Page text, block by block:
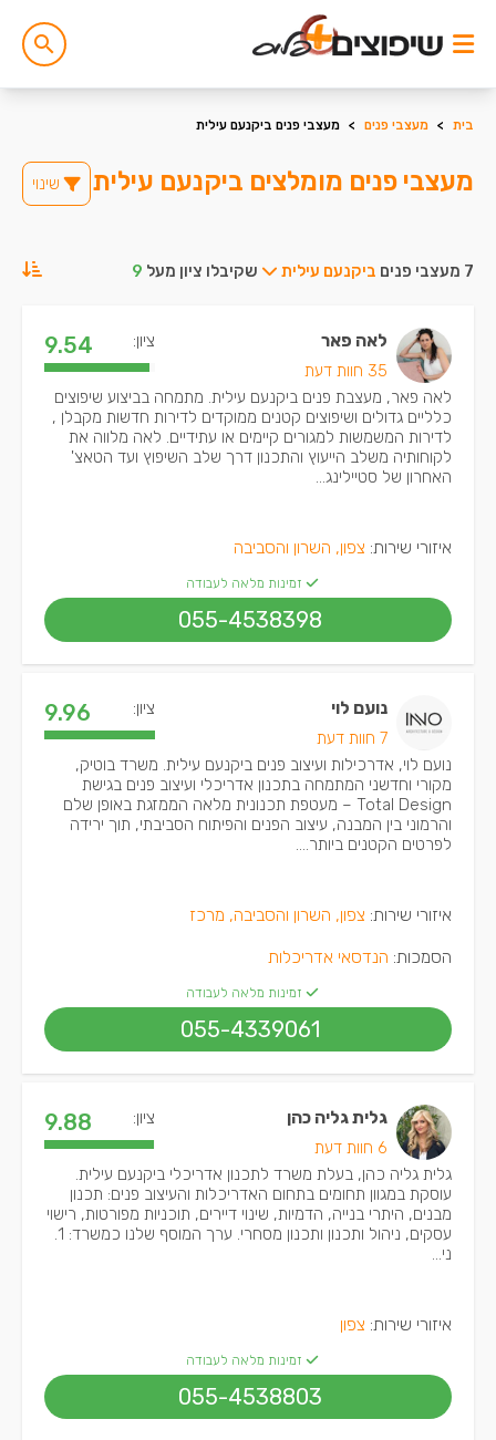
בית > מעצבי פנים > מעצבי פנים ביקנעם עילית
מעצבי פנים מומלצים ביקנעם עילית שינוי
7 מעצבי פנים ביקנעם עילית שקיבלו ציון מעל 9
לאה פאר
35 חוות דעת
ציון: 9.54
לאה פאר, מעצבת פנים ביקנעם עילית. מתמחה בביצוע שיפוצים
כלליים גדולים ושיפוצים קטנים ממוקדים לדירות חדשות מקבלן ,
לדירות המשמשות למגורים קיימים או עתידיים. לאה מלווה את
לקוחותיה משלב הייעוץ והתכנון דרך שלב השיפוץ ועד הטאצ'
האחרון של סטיילינג...
איזורי שירות: צפון, השרון והסביבה
זמינות מלאה לעבודה
055-4538398
נועם לוי
7 חוות דעת
ציון: 9.96
נועם לוי, אדרכילות ועיצוב פנים ביקנעם עילית. משרד בוטיק,
מקורי וחדשני המתמחה בתכנון אדריכלי ועיצוב פנים בגישת
Total Design – מעטפת תכנונית מלאה הממזגת באופן שלם
והרמוני בין המבנה, עיצוב הפנים והפיתוח הסביבתי, תוך ירידה
לפרטים הקטנים ביותר....
איזורי שירות: צפון, השרון והסביבה, מרכז
הסמכות: הנדסאי אדריכלות
זמינות מלאה לעבודה
055-4339061
גלית גליה כהן
6 חוות דעת
ציון: 9.88
גלית גליה כהן, בעלת משרד לתכנון אדריכלי ביקנעם עילית.
עוסקת במגוון תחומים בתחום האדריכלות והעיצוב פנים: תכנון
מבנים, היתרי בנייה, הדמיות, שינוי דיירים, תוכניות מפורטות, רישוי
עסקים, ניהול ותכנון ותכנון מסחרי. ערך המוסף שלנו כמשרד: 1.
ני...
איזורי שירות: צפון
זמינות מלאה לעבודה
055-4538803